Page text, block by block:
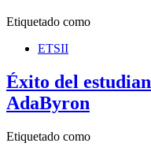
Etiquetado como
ETSII
Éxito del
AdaByron
Etiquetado como